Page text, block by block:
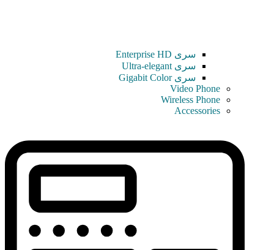
سری Enterprise HD
سری Ultra-elegant
سری Gigabit Color
Video Phone
Wireless Phone
Accessories